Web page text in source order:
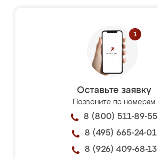
Оставьте заявку
Позвоните по номерам
8 (800) 511-89-55
8 (495) 665-24-01
8 (926) 409-68-13